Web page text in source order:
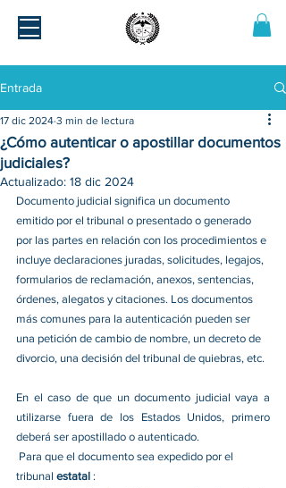
Entrada
¿Cómo autenticar o apostillar documentos
judiciales?
17 dic 2024 3 min de lectura
Actualizado: 18 dic 2024
Documento judicial significa un documento
emitido por el tribunal o presentado o generado
por las partes en relación con los procedimientos e
incluye declaraciones juradas, solicitudes, legajos,
formularios de reclamación, anexos, sentencias,
órdenes, alegatos y citaciones. Los documentos
más comunes para la autenticación pueden ser
una petición de cambio de nombre, un decreto de
divorcio, una decisión del tribunal de quiebras, etc.
En el caso de que un documento judicial vaya a
utilizarse fuera de los Estados Unidos, primero
deberá ser apostillado o autenticado.
Para que el documento sea expedido por el
tribunal estatal :